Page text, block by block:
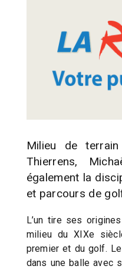
Milieu de
Thierrens,
également la
et parcours de
L’un tire ses
milieu du XIXe
premier et du golf.
dans une balle avec